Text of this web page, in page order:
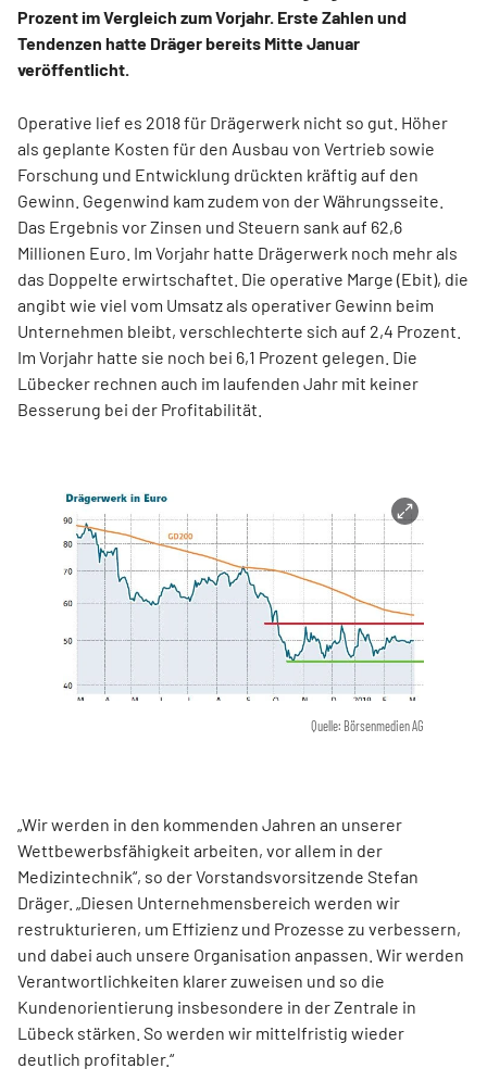
Prozent im Vergleich zum Vorjahr. Erste Zahlen und
Tendenzen hatte Dräger bereits Mitte Januar
veröffentlicht.
Operative lief es 2018 für Drägerwerk nicht so gut. Höher
als geplante Kosten für den Ausbau von Vertrieb sowie
Forschung und Entwicklung drückten kräftig auf den
Gewinn. Gegenwind kam zudem von der Währungsseite.
Das Ergebnis vor Zinsen und Steuern sank auf 62,6
Millionen Euro. Im Vorjahr hatte Drägerwerk noch mehr als
das Doppelte erwirtschaftet. Die operative Marge (Ebit), die
angibt wie viel vom Umsatz als operativer Gewinn beim
Unternehmen bleibt, verschlechterte sich auf 2,4 Prozent.
Im Vorjahr hatte sie noch bei 6,1 Prozent gelegen. Die
Lübecker rechnen auch im laufenden Jahr mit keiner
Besserung bei der Profitabilität.
Quelle: Börsenmedien AG
„Wir werden in den kommenden Jahren an unserer
Wettbewerbsfähigkeit arbeiten, vor allem in der
Medizintechnik“, so der Vorstandsvorsitzende Stefan
Dräger. „Diesen Unternehmensbereich werden wir
restrukturieren, um Effizienz und Prozesse zu verbessern,
und dabei auch unsere Organisation anpassen. Wir werden
Verantwortlichkeiten klarer zuweisen und so die
Kundenorientierung insbesondere in der Zentrale in
Lübeck stärken. So werden wir mittelfristig wieder
deutlich profitabler.“